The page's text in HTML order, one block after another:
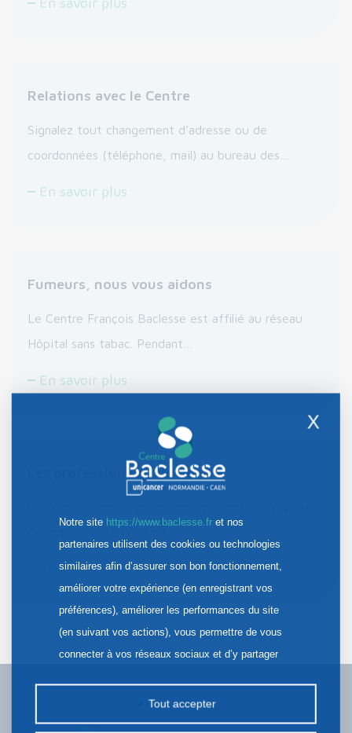
Relations avec le Centre
Signalez tout changement d’adresse ou de
coordonnées (téléphone, mail) au bureau des…
En savoir plus
Fumeurs, nous vous aidons
Le Centre François Baclesse est affilié au réseau
Hôpital sans tabac. Pendant…
En savoir plus
Les professionnels du Centre
de votre prise en charge…
En savoir plus
X
Notre site https://www.baclesse.fret nos
partenaires utilisent des cookies ou technologies
similaires afin d’assurer son bon fonctionnement,
améliorer votre expérience (en enregistrant vos
préférences), améliorer les performances du site
(en suivant vos actions), vous permettre de vous
connecter à vos réseaux sociaux et d’y partager
la publicité personnalisée sur notre site ou ceux de
nos partenaires. Certains traceurs non classés
Tout accepter